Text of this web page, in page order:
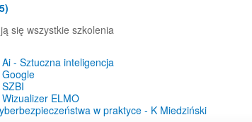
się wszystkie szkolenia
- Sztuczna inteligencja
ELMO
w praktyce - K Miedziński